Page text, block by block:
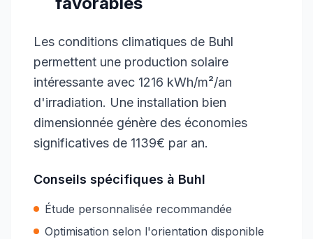
Les conditions climatiques de Buhl
permettent une production solaire
intéressante avec 1216 kWh/m²/an
d'irradiation. Une installation bien
dimensionnée génère des économies
significatives de 1139€ par an.
Conseils spécifiques à Buhl
Étude personnalisée recommandée
Optimisation selon l'orientation disponible